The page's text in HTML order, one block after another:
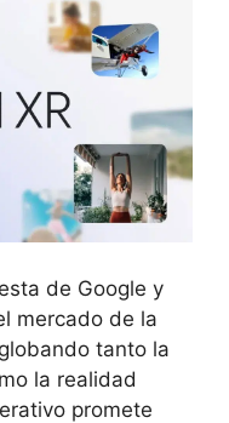
de Google y
mercado de la
tanto la
la realidad
promete